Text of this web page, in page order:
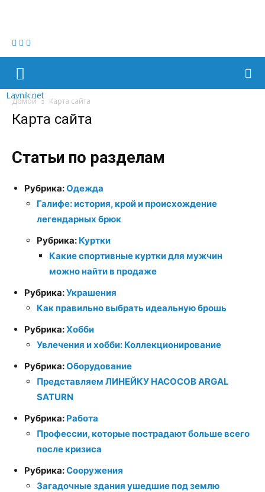
Lavnik.net
Домой Карта сайта
Карта сайта
Статьи по разделам
Рубрика:Одежда
Галифе: история, крой и происхождение
легендарных брюк
Рубрика: Куртки
Какие спортивные куртки для мужчин
можно найти в продаже
Рубрика:Украшения
Как правильно выбрать идеальную брошь
Рубрика:Хобби
Увлечения и хобби: Коллекционирование
Рубрика:Оборудование
Представляем ЛИНЕЙКУ НАСОСОВ ARGAL
SATURN
Рубрика: Работа
Профессии, которые пострадают больше всего
после кризиса
Рубрика:Сооружения
Загадочные здания ушедшие под землю